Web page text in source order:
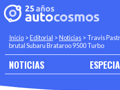
Inicio >Editorial >Noticias > Travis
brutal Subaru Brataroo 9500 Turbo
NOTICIAS